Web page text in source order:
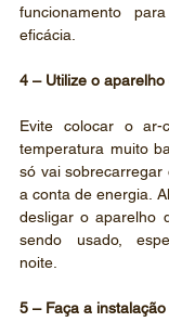
funcionamento
eficácia.
4 – Utilize o
Evite colocar o ar-
temperatura muito
só vai
a conta de energia.
desligar o aparelho
sendo usado,
noite.
5 – Faça a